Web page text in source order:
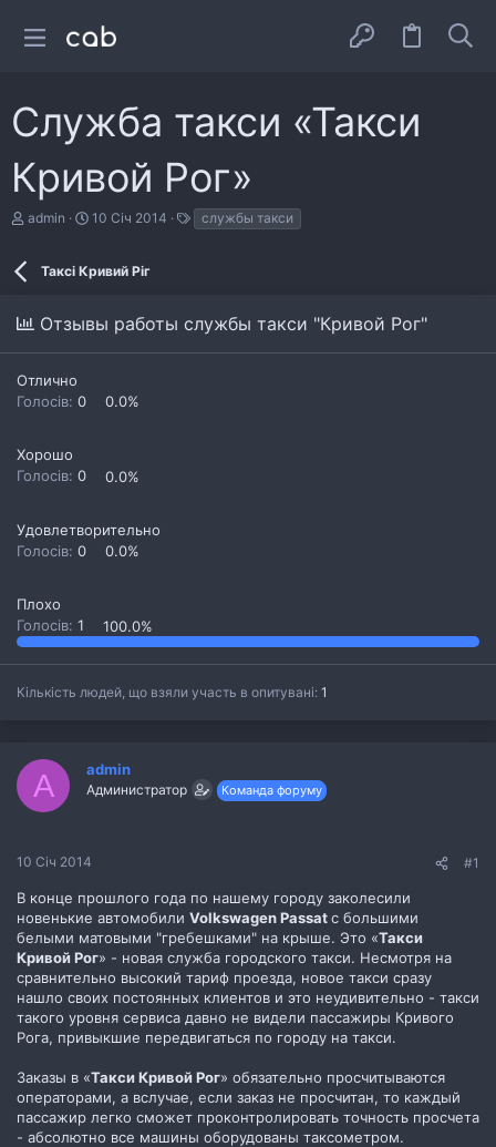
Служба такси «Такси
Кривой Рог»
А
е
и
admin
Д
а
в
р
10 Січ 2014
е
службы такси
Таксі Кривий Ріг
Отзывы работы службы такси "Кривой Рог"
Отлично
Голосів: 0 0.0%
Хорошо
Голосів: 0 0.0%
Удовлетворительно
Голосів: 0 0.0%
Плохо
Голосів: 1 100.0%
Кількість людей, що взяли участь в опитувані 1
A admin
Администратор Команда форуму
10 Січ 2014 #1
В конце прошлого года по нашему городу заколесили
новенькие автомобили Volkswagen Passatс большими
белыми матовыми "гребешками" на крыше. Это «Такси
Кривой Рог» - новая служба городского такси. Несмотря на
сравнительно высокий тариф проезда, новое такси сразу
нашло своих постоянных клиентов и это неудивительно - такси
такого уровня сервиса давно не видели пассажиры Кривого
Рога, привыкшие передвигаться по городу на такси.
Заказы в «Такси Кривой Рог» обязательно просчитываются
операторами, а вслучае, если заказ не просчитан, то каждый
пассажир легко сможет проконтролировать точность просчета
- абсолютно все машины оборудованы таксометром.